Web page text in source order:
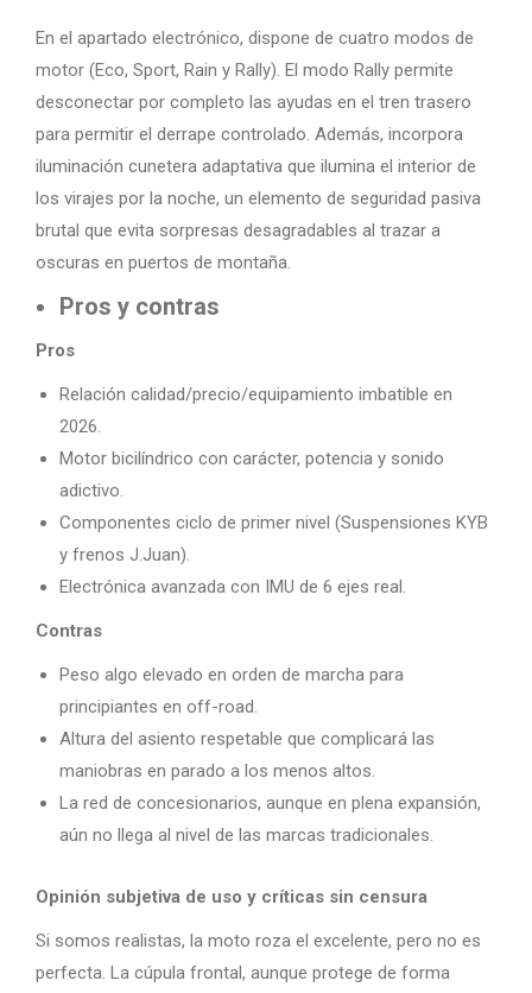
En el apartado electrónico, dispone de cuatro modos de
motor (Eco, Sport, Rain y Rally). El modo Rally permite
desconectar por completo las ayudas en el tren trasero
para permitir el derrape controlado. Además, incorpora
iluminación cunetera adaptativa que ilumina el interior de
los virajes por la noche, un elemento de seguridad pasiva
brutal que evita sorpresas desagradables al trazar a
oscuras en puertos de montaña.
Pros y contras
Pros
Relación calidad/precio/equipamiento imbatible en
2026.
Motor bicilíndrico con carácter, potencia y sonido
adictivo.
Componentes ciclo de primer nivel (Suspensiones KYB
y frenos J.Juan).
Electrónica avanzada con IMU de 6 ejes real.
Contras
Peso algo elevado en orden de marcha para
principiantes en off-road.
Altura del asiento respetable que complicará las
maniobras en parado a los menos altos.
La red de concesionarios, aunque en plena expansión,
aún no llega al nivel de las marcas tradicionales.
Opinión subjetiva de uso y críticas sin censura
Si somos realistas, la moto roza el excelente, pero no es
perfecta. La cúpula frontal, aunque protege de forma